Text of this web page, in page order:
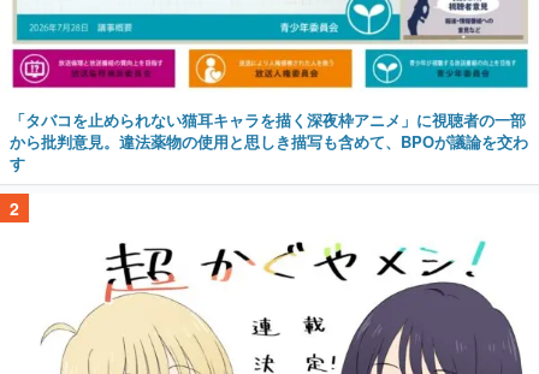
「タバコを止められない猫耳キャラを描く深夜枠アニメ」に視聴者の一部
から批判意見。違法薬物の使用と思しき描写も含めて、BPOが議論を交わ
す
2